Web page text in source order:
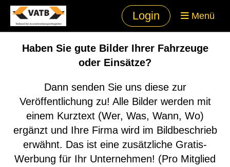
Login Menü
Haben Sie gute Bilder Ihrer Fahrzeuge
oder Einsätze?
Dann senden Sie uns diese zur
Veröffentlichung zu! Alle Bilder werden mit
einem Kurztext (Wer, Was, Wann, Wo)
ergänzt und Ihre Firma wird im Bildbeschrieb
erwähnt. Das ist eine zusätzliche Gratis-
Werbung für Ihr Unternehmen! (Pro Mitglied